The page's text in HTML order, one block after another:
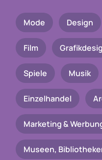
Mode Design
Film
Spiele Musik
Einzelhandel
Marketing &
Museen,